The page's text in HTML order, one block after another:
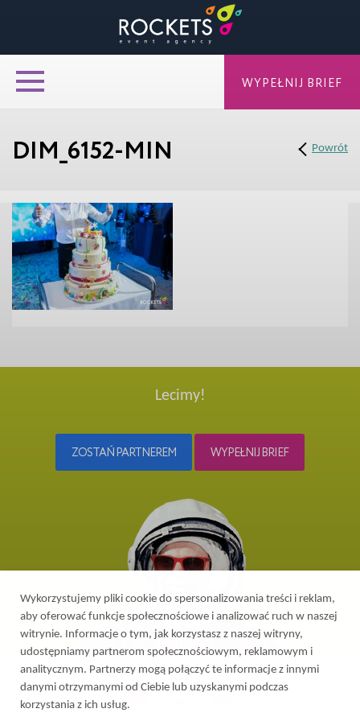
DIM_6152-MIN Powrót
Lecimy!
ZOSTAŃ PARTNEREM WYPEŁNIJ BRIEF
WYPEŁNIJ BRIEF
Wykorzystujemy pliki cookie do spersonalizowania treści i reklam,
aby oferować funkcje społecznościowe i analizować ruch w naszej
witrynie. Informacje o tym, jak korzystasz z naszej witryny,
udostępniamy partnerom społecznościowym, reklamowym i
analitycznym. Partnerzy mogą połączyć te informacje z innymi
danymi otrzymanymi od Ciebie lub uzyskanymi podczas
korzystania z ich usług.